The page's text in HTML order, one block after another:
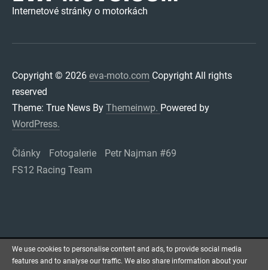
Internetové stránky o motorkách
Copyright © 2026 eva-moto.com Copyright All rights
reserved
Theme: True News By Themeinwp. Powered by
WordPress.
Články Fotogalerie
Petr Najman #69
FS12 Racing Team
We use cookies to personalise content and ads, to provide social media
features and to analyse our traffic. We also share information about your